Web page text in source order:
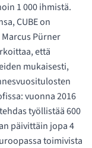
1 000 ihmistä.
CUBE on
Pürner
että
mukaisesti,
vuonna 2016
työllistää 600
päivittäin jopa 4
toimivista